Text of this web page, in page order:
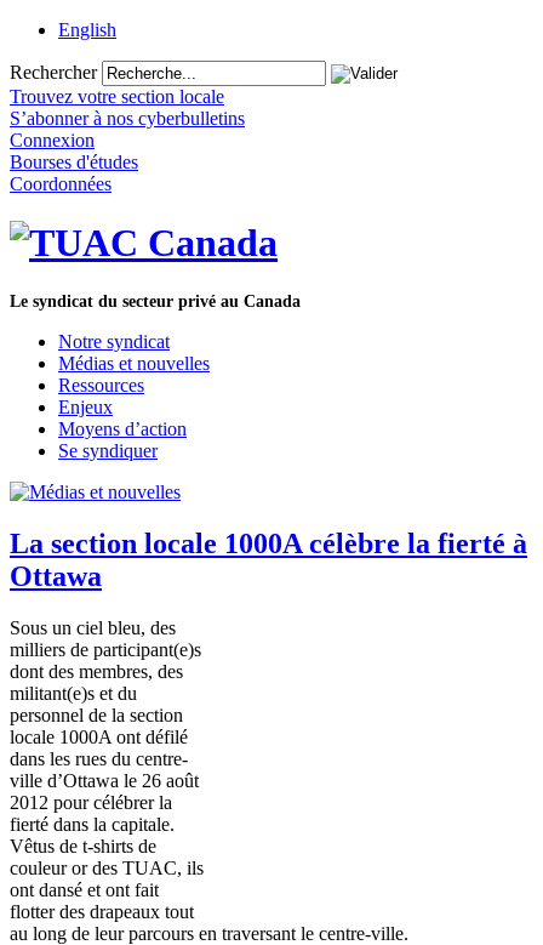
English
Rechercher
Trouvez votre section locale
S’abonner à nos cyberbulletins
Connexion
Bourses d'études
Coordonnées
Le syndicat du secteur privé au Canada
Notre syndicat
Médias et nouvelles
Ressources
Enjeux
Moyens d’action
Se syndiquer
La section locale 1000A célèbre la fierté à
Ottawa
Sous un ciel bleu, des
milliers de participant(e)s
dont des membres, des
militant(e)s et du
personnel de la section
locale 1000A ont défilé
dans les rues du centre-
ville d’Ottawa le 26 août
2012 pourcélébrerla
fierté dans la capitale.
Vêtus de t-shirts de
couleuror des TUAC, ils
ont dansé et ont fait
flotterdes drapeaux tout
au long de leur parcours en traversant le centre-ville.